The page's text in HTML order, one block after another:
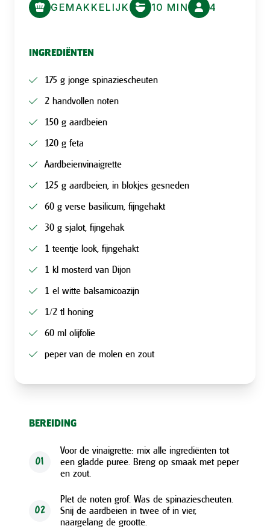
GEMAKKELIJK 10 MIN 4
INGREDIËNTEN
175 g jonge spinaziescheuten
2 handvollen noten
150 g aardbeien
120 g feta
Aardbeienvinaigrette
125 g aardbeien, in blokjes gesneden
60 g verse basilicum, fijngehakt
30 g sjalot, fijngehak
1 teentje look, fijngehakt
1 kl mosterd van Dijon
1 el witte balsamicoazijn
1/2 tl honing
60 ml olijfolie
peper van de molen en zout
BEREIDING
01
Voor de vinaigrette: mix alle ingrediënten tot
een gladde puree. Breng op smaak met peper
en zout.
02
Plet de noten grof. Was de spinaziescheuten.
Snij de aardbeien in twee of in vier,
naargelang de grootte.